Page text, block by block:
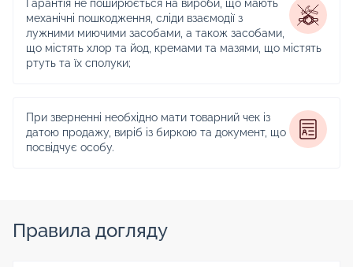
Гарантія не поширюється на вироби, що мають
механічні пошкодження, сліди взаємодії з
лужними миючими засобами, а також засобами,
що містять хлор та йод, кремами та мазями, що містять
ртуть та їх сполуки;
При зверненні необхідно мати товарний чек із
датою продажу, виріб із биркою та документ, що
посвідчує особу.
Правила догляду